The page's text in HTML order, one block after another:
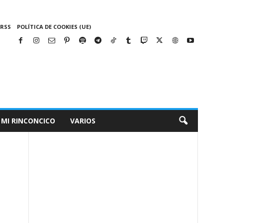
RSS POLÍTICA DE COOKIES (UE)
MI RINCONCICO VARIOS